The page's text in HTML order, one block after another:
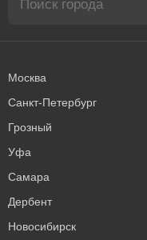
Москва
Санкт-Петербург
Грозный
Уфа
Самара
Дербент
Новосибирск